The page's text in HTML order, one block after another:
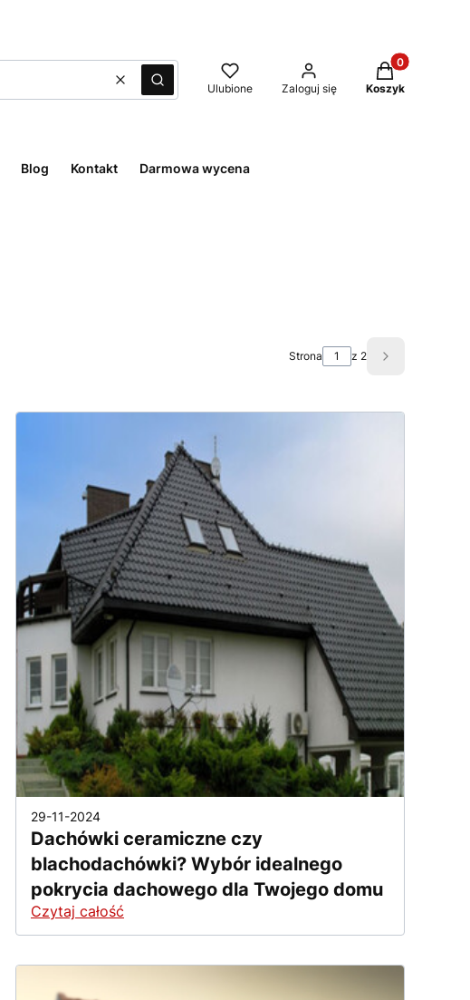
WyczyśćSzukaj Ulubione Zaloguj się
Produkty w
Koszyk
Blog Kontakt Darmowa wycena
Strona z 2 Następne
29-11-2024
Dachówki ceramiczne czy
blachodachówki? Wybór idealnego
pokrycia dachowego dla Twojego domu
Czytaj całość